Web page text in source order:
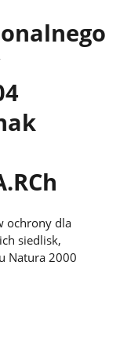
ochrony dla
siedlisk,
Natura 2000